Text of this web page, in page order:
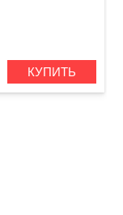
КУПИТЬ